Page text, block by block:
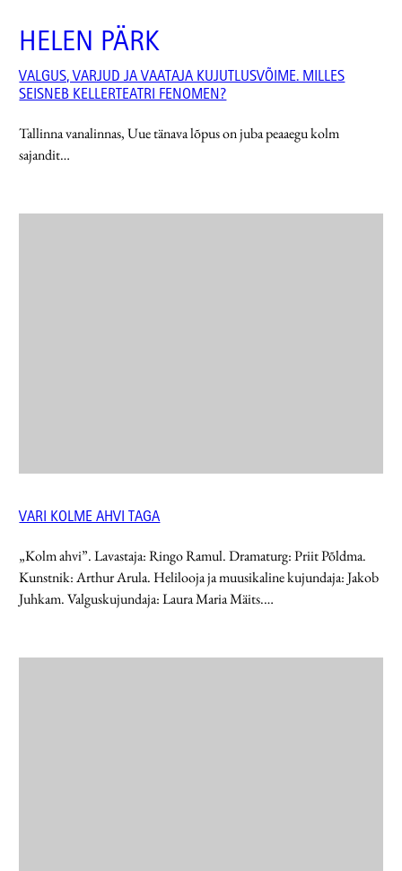
HELEN PÄRK
VALGUS, VARJUD JA VAATAJA KUJUTLUSVÕIME. MILLES
SEISNEB KELLERTEATRI FENOMEN?
Tallinna vanalinnas, Uue tänava lõpus on juba peaaegu kolm
sajandit…
VARI KOLME AHVI TAGA
„Kolm ahvi”. Lavastaja: Ringo Ramul. Dramaturg: Priit Põldma.
Kunstnik: Arthur Arula. Helilooja ja muusikaline kujundaja: Jakob
Juhkam. Valguskujundaja: Laura Maria Mäits.…